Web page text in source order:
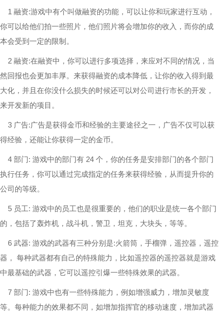
1 融资:游戏中有个叫做融资的功能，可以让你和玩家进行互动，
你可以给他们拍一些照片，他们照片将会增加你的收入，而你的成
本会受到一定的限制。
2 融资:在融资中，你可以进行多项选择，来应对不同的情况，当
然回报也会更加丰厚。来获得融资的成本降低，让你的收入得到最
大化，并且在你没什么损失的时候还可以对公司进行市长的开发，
来开发新的项目。
3 广告:广告是获得金币和经验的主要途径之一，广告不仅可以获
得经验，还能让你获得一定的金币。
4 部门: 游戏中的部门有 24 个，你的任务是安排部门的各个部门
执行任务，你可以通过完成指定的任务来获得经验，从而提升你的
公司的等级。
5 员工: 游戏中的员工也是很重要的，他们的职业是统一各个部门
的，包括了轰炸机，战斗机，警卫，坦克，大块头，等等。
6 武器: 游戏的武器有三种分别是:火箭筒，手榴弹，遥控器，遥控
器， 每种武器都有自己的特殊能力，比如遥控器的遥控器就是游戏
中最基础的武器，它可以遥控引爆一些特殊效果的武器。
7 部门: 游戏中也有一些特殊能力，例如增强威力，增加灵敏度
等。每种能力的效果都不同，如增加指挥官的移动速度，增加武器